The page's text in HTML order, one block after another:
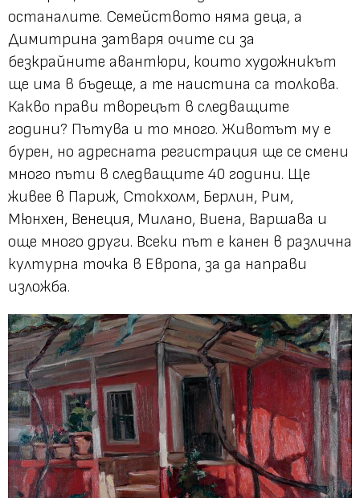
останалите. Семейството няма деца, а
Димитрина затваря очите си за
безкрайните авантюри, които художникът
ще има в бъдеще, а те наистина са толкова.
Какво прави творецът в следващите
години? Пътува и то много. Животът му е
бурен, но адресната регистрация ще се смени
много пъти в следващите 40 години. Ще
живее в Париж, Стокхолм, Берлин, Рим,
Мюнхен, Венеция, Милано, Виена, Варшава и
още много други. Всеки път е канен в различна
културна точка в Европа, за да направи
изложба.